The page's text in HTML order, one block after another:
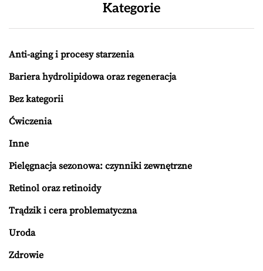
Kategorie
Anti-aging i procesy starzenia
Bariera hydrolipidowa oraz regeneracja
Bez kategorii
Ćwiczenia
Inne
Pielęgnacja sezonowa: czynniki zewnętrzne
Retinol oraz retinoidy
Trądzik i cera problematyczna
Uroda
Zdrowie